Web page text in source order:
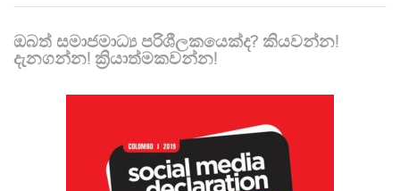
ඔබත් සමාජමාධ්‍ය පරිශීලකයෙක්ද? කියවන්න!
දැනගන්න! ක්‍රියාත්මකවන්න!